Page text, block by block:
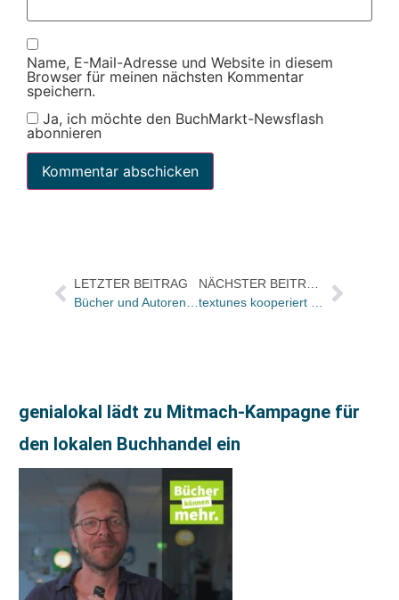
Name, E-Mail-Adresse und Website in diesem
Browser für meinen nächsten Kommentar
speichern.
Ja, ich möchte den BuchMarkt-Newsflash
abonnieren
LETZTER BEITRAG
genialokal lädt zu Mitmach-Kampagne für
den lokalen Buchhandel ein